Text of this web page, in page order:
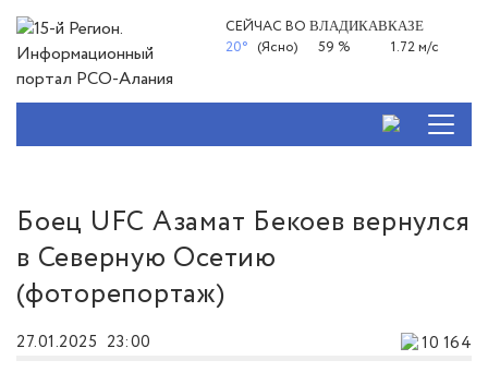
СЕЙЧАС ВОВЛАДИКАВКАЗЕ
20° (Ясно) 59 % 1.72 м/с
Боец UFC Азамат Бекоев вернулся
в Северную Осетию
(фоторепортаж)
27.01.2025 23:00 10 164